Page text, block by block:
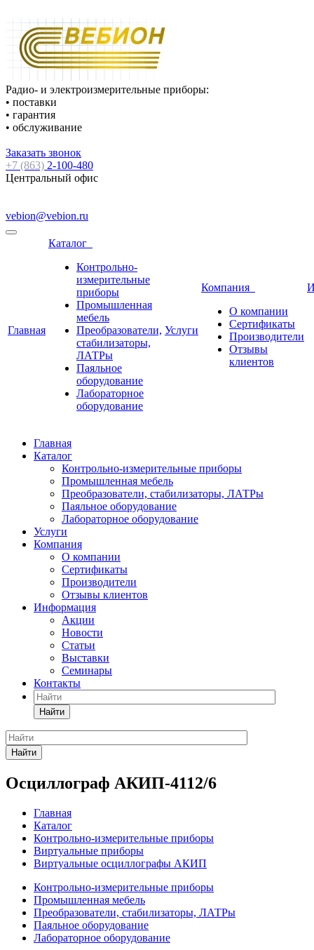
Радио- и электроизмерительные приборы:
• поставки
• гарантия
• обслуживание
Заказать звонок
+7 (863) 2-100-480
Центральный офис
vebion@vebion.ru
Главная
Каталог
Контрольно-
измерительные
приборы
Промышленная
мебель
Преобразователи,
стабилизаторы,
ЛАТРы
Паяльное
оборудование
Лабораторное
оборудование
Услуги
Компания
О компании
Сертификаты
Производители
Отзывы
клиентов
Главная
Каталог
Контрольно-измерительные приборы
Промышленная мебель
Преобразователи, стабилизаторы, ЛАТРы
Паяльное оборудование
Лабораторное оборудование
Услуги
Компания
О компании
Сертификаты
Производители
Отзывы клиентов
Информация
Акции
Новости
Статьи
Выставки
Семинары
Контакты
Найти
Найти
Осциллограф АКИП-4112/6
Главная
Каталог
Контрольно-измерительные приборы
Виртуальные приборы
Виртуальные осциллографы АКИП
Контрольно-измерительные приборы
Промышленная мебель
Преобразователи, стабилизаторы, ЛАТРы
Паяльное оборудование
Лабораторное оборудование